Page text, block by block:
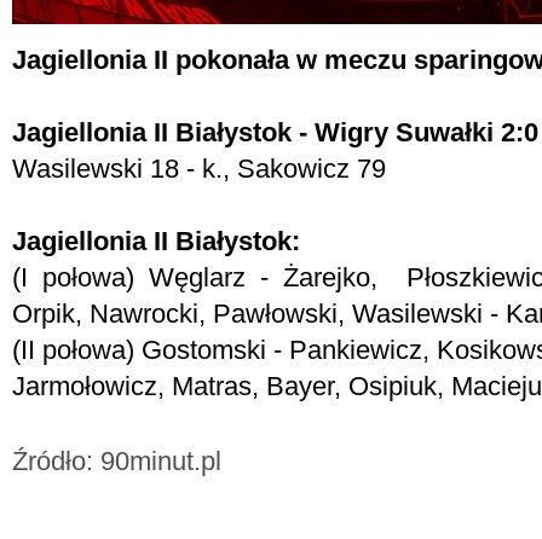
Jagiellonia II pokonała w meczu
Jagiellonia II Białystok - Wigry Suwałki
Wasilewski 18 - k., Sakowicz 79
Jagiellonia II Białystok:
(I połowa) Węglarz - Żarejko,
Orpik, Nawrocki, Pawłowski, Wasilewski -
(II połowa) Gostomski - Pankiewicz,
Jarmołowicz, Matras, Bayer, Osipiuk,
Źródło: 90minut.pl